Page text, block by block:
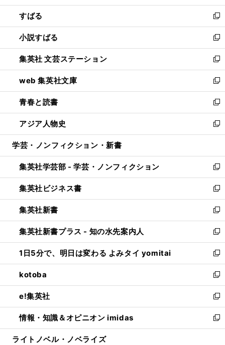
開
く
ウ
で
開
く
ン
ド
ウ
で
開
く
すばる
新
し
い
ウ
ィ
ン
ド
ウ
で
開
く
小説すばる
新
し
い
ウ
ィ
ン
ド
ウ
で
開
集英社 文芸ステーション
新
し
い
ウ
ィ
ン
ド
ウ
開
く
web 集英社文庫
新
し
い
ウ
ィ
ン
ウ
で
開
く
青春と読書
新
し
い
ウ
ン
ド
ウ
で
開
く
アジア人物史
新
し
ウ
ィ
ン
ド
ウ
で
開
く
学芸・ノンフィクション・新書
集英社学芸部 - 学芸・ノンフィクション
新
し
い
ウ
ィ
ン
ド
ウ
で
開
く
集英社ビジネス書
新
し
い
ウ
ィ
ン
ド
ウ
で
開
く
集英社新書
新
し
い
ウ
ィ
ン
ド
ウ
で
開
く
集英社新書プラス - 知の水先案内人
新
し
い
ウ
ィ
ン
ド
ウ
で
開
1日5分で、明日は変わる よみタイ yomitai
新
し
い
ウ
ィ
ン
ド
ウ
kotoba
新
し
い
ウ
ィ
ン
e!集英社
新
し
い
ウ
情報・知識＆オピニオン imidas
新
し
ライトノベル・ノベライズ